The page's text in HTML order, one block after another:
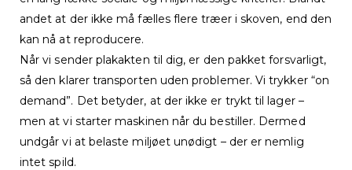
andet at der ikke må fælles flere træer i skoven, end den
kan nå at reproducere.
Når vi sender plakakten til dig, er den pakket forsvarligt,
så den klarer transporten uden problemer. Vi trykker “on
demand”. Det betyder, at der ikke er trykt til lager –
men at vi starter maskinen når du bestiller. Dermed
undgår vi at belaste miljøet unødigt – der er nemlig
intet spild.